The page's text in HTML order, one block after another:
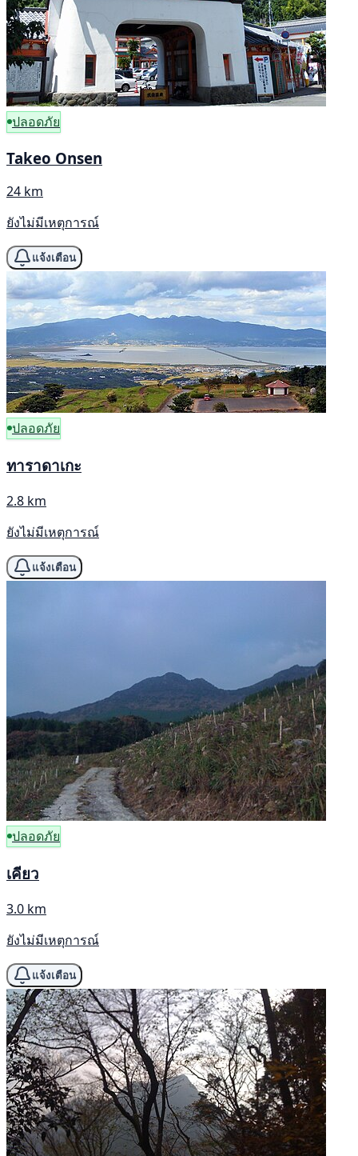
ปลอดภัย
Takeo Onsen
24 km
ยังไม่มีเหตุการณ์
แจ้งเตือน
ปลอดภัย
ทาราดาเกะ
2.8 km
ยังไม่มีเหตุการณ์
แจ้งเตือน
ปลอดภัย
เคียว
3.0 km
ยังไม่มีเหตุการณ์
แจ้งเตือน